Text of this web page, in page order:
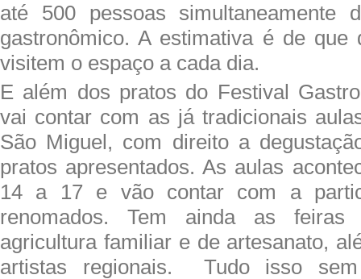
até 500 pessoas simultaneamente
gastronômico. A estimativa é de que
visitem o espaço a cada dia.
E além dos pratos do Festival
vai contar com as já tradicionais
São Miguel, com direito a
pratos apresentados. As aulas
14 a 17 e vão contar com a
renomados. Tem ainda as feiras
agricultura familiar e de artesanato,
artistas regionais. Tudo isso